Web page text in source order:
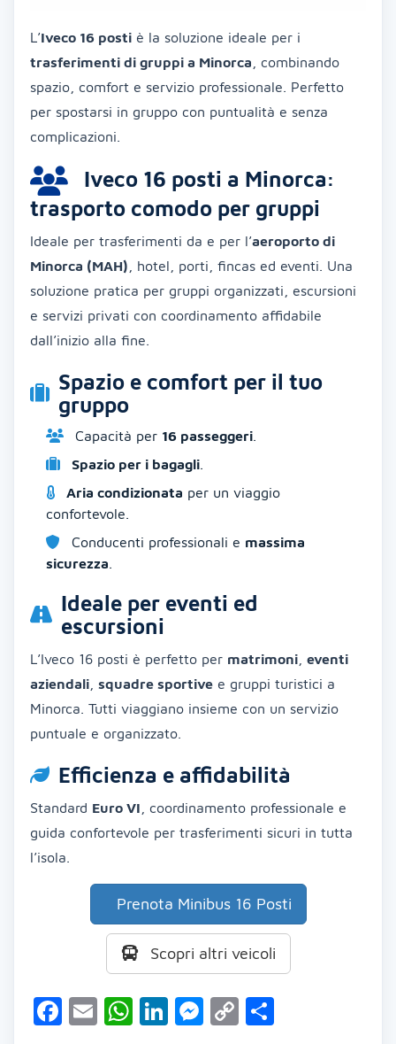
L’Iveco 16 posti è la soluzione ideale per i
trasferimenti di gruppi a Minorca , combinando
spazio, comfort e servizio professionale. Perfetto
per spostarsi in gruppo con puntualità e senza
complicazioni.
Iveco 16 posti a Minorca:
trasporto comodo per gruppi
Ideale per trasferimenti da e per l’aeroporto di
Minorca (MAH) , hotel, porti, fincas ed eventi. Una
soluzione pratica per gruppi organizzati, escursioni
e servizi privati con coordinamento affidabile
dall’inizio alla fine.
Spazio e comfort per il tuo
gruppo
Capacità per 16 passeggeri
Spazio per i bagagli
Aria condizionata per un viaggio
confortevole.
Conducenti professionali e massima
sicurezza
Ideale per eventi ed
escursioni
L’Iveco 16 posti è perfetto per matrimoni eventi
aziendali squadre sportive e gruppi turistici a
Minorca. Tutti viaggiano insieme con un servizio
puntuale e organizzato.
Efficienza e affidabilità
Standard Euro VI , coordinamento professionale e
guida confortevole per trasferimenti sicuri in tutta
l’isola.
Prenota Minibus 16 Posti
Scopri altri veicoli
Facebook
EmailWhatsApp
LinkedIn
Messenger
Copy